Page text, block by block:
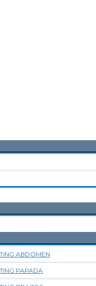
ABDOMEN
PAPADA